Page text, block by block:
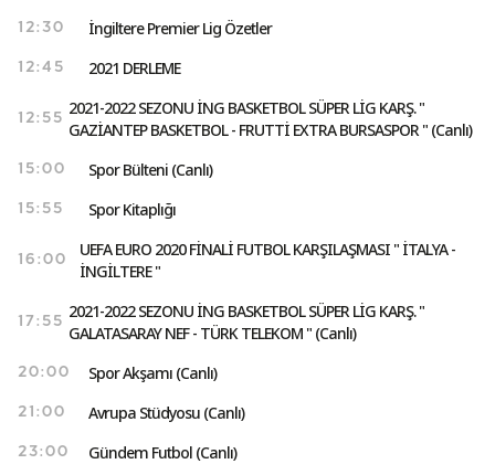
12:30 İngiltere Premier Lig Özetler
12:45 2021 DERLEME
12:55
2021-2022 SEZONU İNG BASKETBOL SÜPER LİG KARŞ. "
GAZİANTEP BASKETBOL - FRUTTİ EXTRA BURSASPOR " (Canlı)
15:00 Spor Bülteni (Canlı)
15:55 Spor Kitaplığı
16:00
UEFA EURO 2020 FİNALİ FUTBOL KARŞILAŞMASI " İTALYA -
İNGİLTERE "
17:55
2021-2022 SEZONU İNG BASKETBOL SÜPER LİG KARŞ. "
GALATASARAY NEF - TÜRK TELEKOM " (Canlı)
20:00 Spor Akşamı (Canlı)
21:00 Avrupa Stüdyosu (Canlı)
23:00 Gündem Futbol (Canlı)